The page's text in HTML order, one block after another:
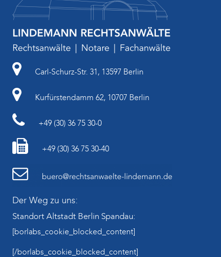
Carl-Schurz-Str. 31, 13597 Berlin
Kurfürstendamm 62, 10707 Berlin
+49 (30) 36 75 30-0
+49 (30) 36 75 30-40
Der Weg zu uns:
Standort Altstadt Berlin Spandau:
[borlabs_cookie_blocked_content]
[/borlabs_cookie_blocked_content]